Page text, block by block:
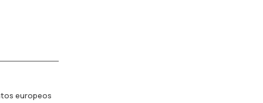
europeos